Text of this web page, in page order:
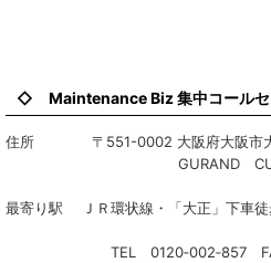
◇ Maintenance Biz 集中コール
住所 〒551-0002 大阪府大阪市大
GURAND CUBE三軒
最寄り駅 ＪＲ環状線・「大正」下車徒
TEL 0120‐002‐857 FAX